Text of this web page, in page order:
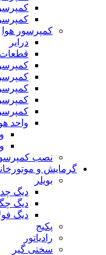
کمپرسور هوا
درایر
قطعات
واحد
نصب
گرمایش و
بویلر
دیگ
دیگ
دیگ
پکیج
رادیاتور
سختی گیر